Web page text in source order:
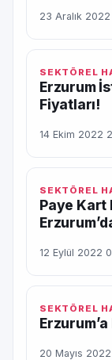
23 Aralık 2022
SEKTÖREL
Erzurum
Fiyatları!
14 Ekim 2022
SEKTÖREL
Paye Kart
12 Eylül 2022
SEKTÖREL
Erzurum’a
20 Mayıs 2022